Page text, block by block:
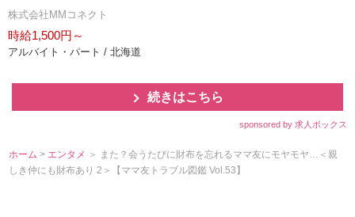
株式会社MMコネクト
時給1,500円～
アルバイト・パート / 北海道
続きはこちら
sponsored by 求人ボックス
ホーム > エンタメ ＞ また？会うたびに財布を忘れるママ友にモヤモヤ…＜親
しき仲にも財布あり 2＞【ママ友トラブル図鑑 Vol.53】